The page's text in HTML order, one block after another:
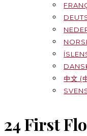
中文 (
24 First